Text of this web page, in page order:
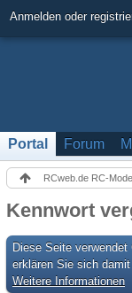
Anmelden oder
Portal Forum
RCweb.de RC-
Kennwort
Diese Seite
erklären Sie sich
Weitere Informationen